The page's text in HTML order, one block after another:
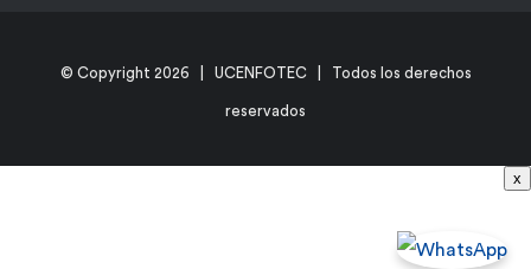
© Copyright 2026 | UCENFOTEC | Todos los derechos
reservados
x